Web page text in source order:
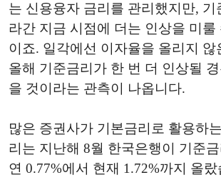
는 신용융자 금리를 관리했지만, 기
라간 지금 시점에 더는 인상을 미룰
이죠. 일각에선 이자율을 올리지 않
올해 기준금리가 한 번 더 인상될
을 것이라는 관측이 나옵니다.
많은 증권사가 기본금리로 활용하
리는 지난해 8월 한국은행이 기준
연 0.77%에서 현재 1.72%까지 올